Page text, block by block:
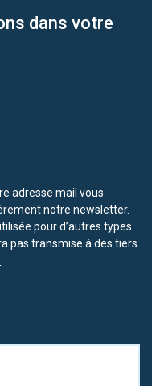
dans votre
adresse mail vous
notre newsletter.
pour d’autres types
pas transmise à des tiers